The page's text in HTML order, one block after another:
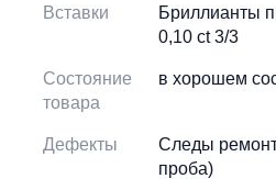
Вставки
Бриллианты
0,10 ct 3/3
Состояние
товара
в хорошем
Дефекты
Следы
проба)